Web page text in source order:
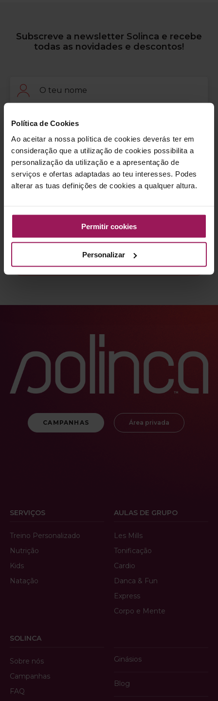
Política de Cookies
Ao aceitar a nossa política de cookies deverás ter em
consideração que a utilização de cookies possibilita a
personalização da utilização e a apresentação de
serviços e ofertas adaptadas ao teu interesses. Podes
alterar as tuas definições de cookies a qualquer altura.
Permitir cookies
Personalizar
Subscreve a newsletter Solinca e recebe
todas as novidades e descontos!
Consentimento
Declaro que fui devidamente informado no que diz respeito ao
tratamento dos meus dados pessoais. ConsulteAQUIa forma como são
tratados os seus dados pessoais eAQUI a nossa Política de Privacidade.
Consentimento
Autorizo** o responsável pelo tratamento – nos termos dos direitos de
CAMPANHAS Área privada
SERVIÇOS
Treino Personalizado
Nutrição
Kids
Natação
AULAS DE GRUPO
Les Mills
Tonificação
Cardio
Danca & Fun
Express
Corpo e Mente
SOLINCA
Sobre nós
Campanhas
FAQ
Ginásios
Blog